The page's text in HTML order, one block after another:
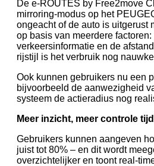
De e-ROUTES by Free2move
mirroring-modus op het
ongeacht of de auto is uitgerust
op basis van meerdere
verkeersinformatie en de
rijstijl is het verbruik nog
Ook kunnen gebruikers nu een
bijvoorbeeld de aanwezigheid
systeem de actieradius nog
Meer inzicht, meer controle
Gebruikers kunnen aangeven
juist tot 80% – en dit wordt
overzichtelijker en toont real-